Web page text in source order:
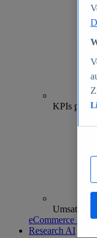
KPIs pro
eCommerce
Research AI